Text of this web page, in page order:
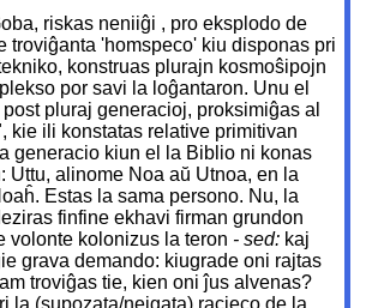
riskas neniiĝi , pro eksplodo de
troviĝanta 'homspeco' kiu disponas pri
konstruas plurajn kosmoŝipojn
por savi la loĝantaron. Unu el
pluraj generacioj, proksimiĝas al
kie ili konstatas relative primitivan
generacio kiun el la Biblio ni konas
Uttu, alinome Noa aŭ Utnoa, en la
Estas la sama persono. Nu, la
finfine ekhavi firman grundon
volonte kolonizus la teron - sed: kaj
grava demando: kiugrade oni rajtas
troviĝas tie, kien oni ĵus alvenas?